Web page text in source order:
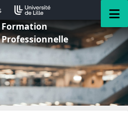
Formation
Professionnelle